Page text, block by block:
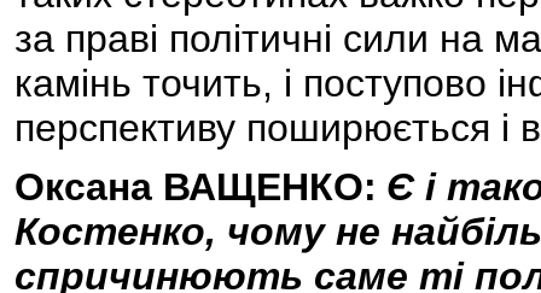
за праві політичні сили на
камінь точить, і поступово
перспективу поширюється і
Оксана ВАЩЕНКО: Є і
Костенко, чому не
спричинюють саме ті